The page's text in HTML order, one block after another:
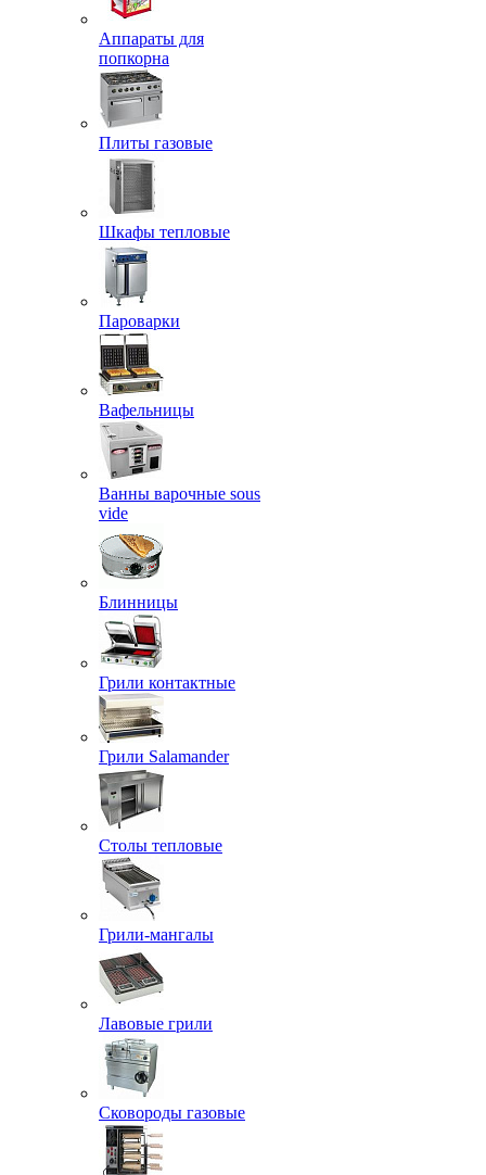
Аппараты для
попкорна
Плиты газовые
Шкафы тепловые
Пароварки
Вафельницы
Ванны варочные sous
vide
Блинницы
Грили контактные
Грили Salamander
Столы тепловые
Грили-мангалы
Лавовые грили
Сковороды газовые